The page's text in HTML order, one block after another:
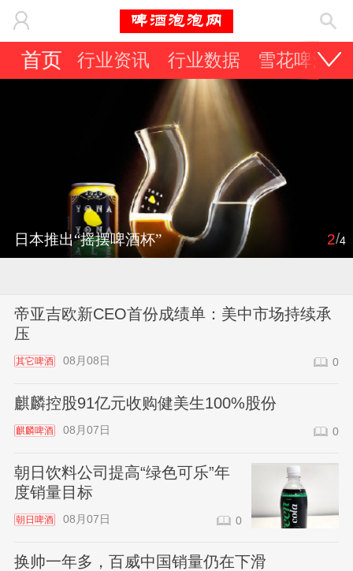
首页 行业资讯 行业数据 雪花啤酒
日本推出“摇摆啤酒杯” 2/4
帝亚吉欧新CEO首份成绩单：美中市场持续承
压
其它啤酒 08月08日 0
麒麟控股91亿元收购健美生100%股份
麒麟啤酒 08月07日 0
朝日饮料公司提高“绿色可乐”年
度销量目标
朝日啤酒 08月07日 0
换帅一年多，百威中国销量仍在下滑